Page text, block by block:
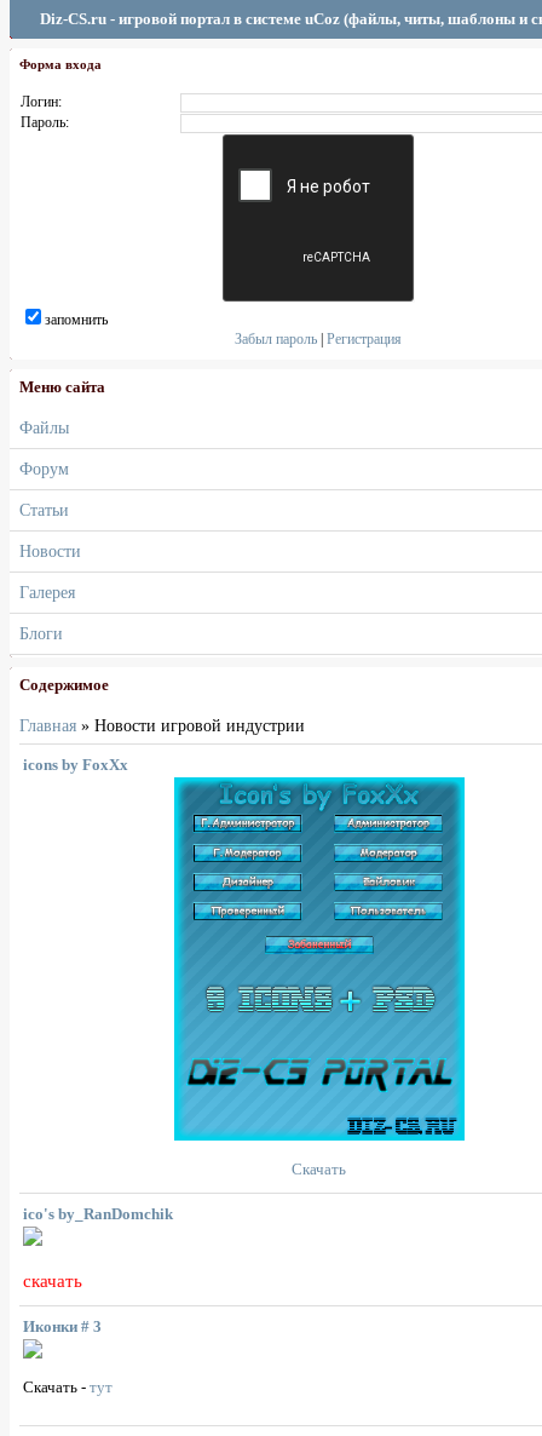
Diz-CS.ru - игровой портал в системе uCoz (файлы, читы, шаблоны и
Форма входа
Логин:
Пароль:
запомнить
Забыл пароль |Регистрация
Меню сайта
Файлы
Форум
Статьи
Новости
Галерея
Блоги
Содержимое
Главная » Новости игровой индустрии
icons by FoxXx
Скачать
ico's by_RanDomchik
скачать
Иконки # 3
Cкачать - тут